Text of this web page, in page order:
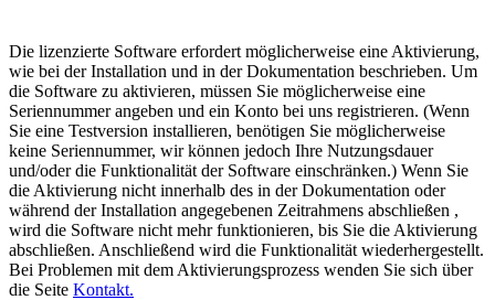
Die lizenzierte Software erfordert möglicherweise eine Aktivierung,
wie bei der Installation und in der Dokumentation beschrieben. Um
die Software zu aktivieren, müssen Sie möglicherweise eine
Seriennummer angeben und ein Konto bei uns registrieren. (Wenn
Sie eine Testversion installieren, benötigen Sie möglicherweise
keine Seriennummer, wir können jedoch Ihre Nutzungsdauer
und/oder die Funktionalität der Software einschränken.) Wenn Sie
die Aktivierung nicht innerhalb des in der Dokumentation oder
während der Installation angegebenen Zeitrahmens abschließen ,
wird die Software nicht mehr funktionieren, bis Sie die Aktivierung
abschließen. Anschließend wird die Funktionalität wiederhergestellt.
Bei Problemen mit dem Aktivierungsprozess wenden Sie sich über
die Seite Kontakt.